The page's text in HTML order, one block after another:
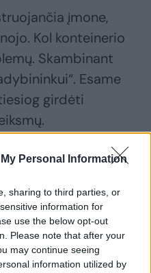
Personal Information
sharing to third parties, or
information for
use the below opt-out
Please note that after your
may continue seeing
information utilized by
įmone,
Kol konteinerio
Skambinant
Esame
girdėti
padalinio
paaiškino, kam